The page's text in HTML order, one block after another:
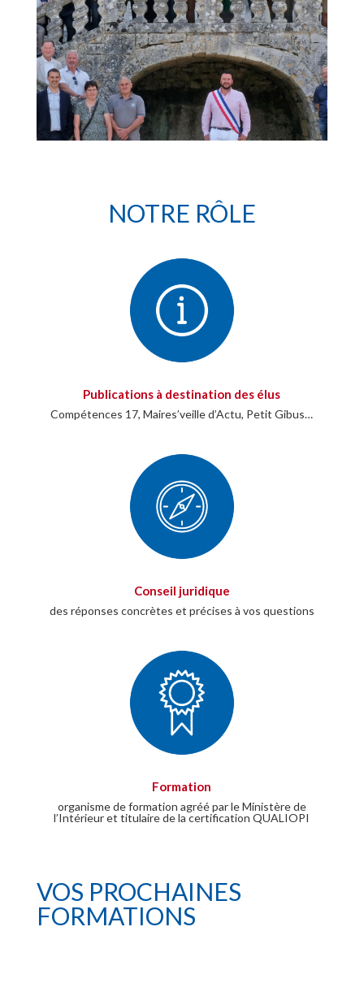
NOTRE RÔLE
Publications à destination des élus
Compétences 17, Maires’veille d’Actu, Petit Gibus…
Conseil juridique
des réponses concrètes et précises à vos questions
Formation
organisme de formation agréé par le Ministère de
l’Intérieur et titulaire de la certification QUALIOPI
VOS PROCHAINES
FORMATIONS